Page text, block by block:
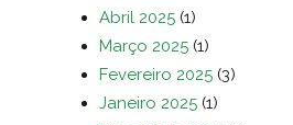
Abril 2025 (1)
Março 2025 (1)
Fevereiro 2025 (3)
Janeiro 2025 (1)